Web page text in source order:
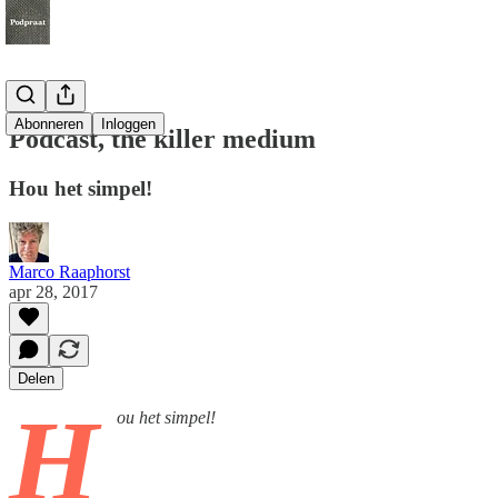
Abonneren Inloggen
Podcast, the killer medium
Hou het simpel!
Marco Raaphorst
apr 28, 2017
Delen
H ou het simpel!